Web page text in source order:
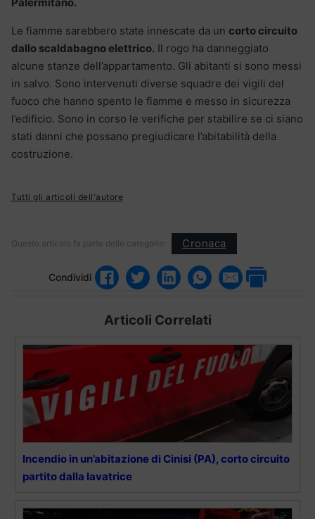
Le fiamme sarebbero state innescate da un corto circuito
dallo scaldabagno elettrico. Il rogo ha danneggiato
alcune stanze dell’appartamento. Gli abitanti si sono messi
in salvo. Sono intervenuti diverse squadre dei vigili del
fuoco che hanno spento le fiamme e messo in sicurezza
l’edificio. Sono in corso le verifiche per stabilire se ci siano
stati danni che possano pregiudicare l’abitabilità della
costruzione.
Tutti gli articoli dell'autore
Questo articolo fa parte delle categorie: Cronaca
Condividi
Articoli Correlati
Incendio in un’abitazione di Cinisi (PA), corto circuito
partito dalla lavatrice